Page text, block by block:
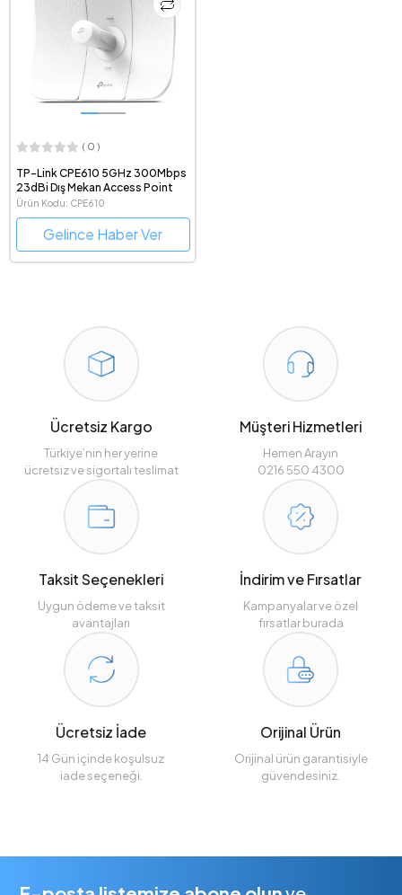
( 0 )
TP-Link CPE610 5GHz 300Mbps
23dBi Dış Mekan Access Point
Ürün Kodu: CPE610
Gelince Haber Ver
Ücretsiz Kargo
Türkiye’nin her yerine
ücretsiz ve sigortalı teslimat
Müşteri Hizmetleri
Hemen Arayın
0216 550 4300
Taksit Seçenekleri
Uygun ödeme ve taksit
avantajları
İndirim ve Fırsatlar
Kampanyalar ve özel
fırsatlar burada
Ücretsiz İade
14 Gün içinde koşulsuz
iade seçeneği.
Orijinal Ürün
Orijinal ürün garantisiyle
güvendesiniz.